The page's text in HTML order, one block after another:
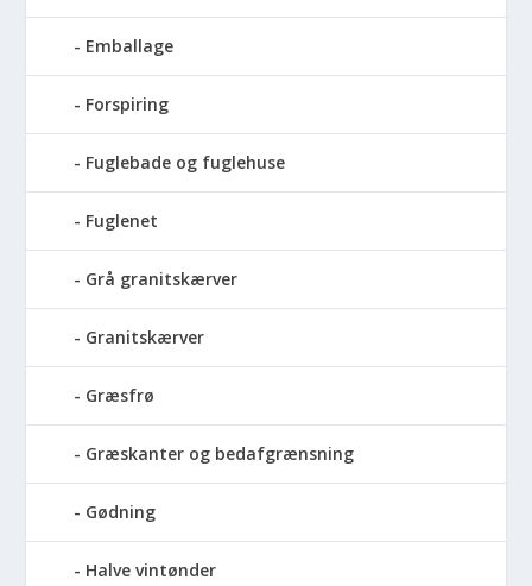
Emballage
Forspiring
Fuglebade og fuglehuse
Fuglenet
Grå granitskærver
Granitskærver
Græsfrø
Græskanter og bedafgrænsning
Gødning
Halve vintønder